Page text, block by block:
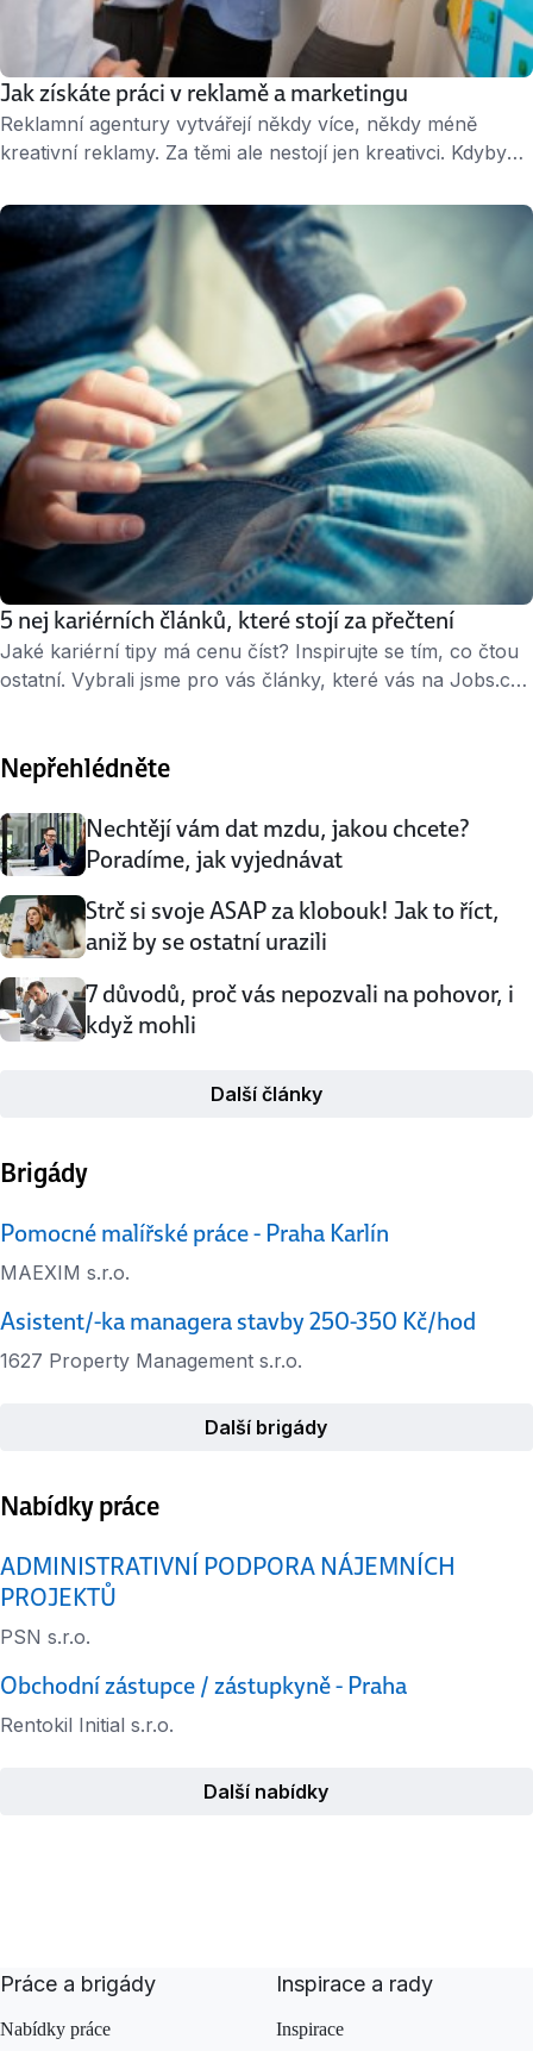
Jak získáte práci v reklamě a marketingu
Reklamní agentury vytvářejí někdy více, někdy méně
kreativní reklamy. Za těmi ale nestojí jen kreativci. Kdyby
sebelepší nápady by zůstaly na papíře. Sníte o kariéře ve
světě reklamy a marketingu? Jak na to poradí Markéta
Albrechtová, spolumajitelka personální agentury A-list,
která firmám vyhledává ty nejlepší lidi na tvůrčí pozice. …
5 nej kariérních článků, které stojí za přečtení
Jaké kariérní tipy má cenu číst? Inspirujte se tím, co čtou
ostatní. Vybrali jsme pro vás články, které vás na Jobs.cz
zjistěte, čím odsuzujete své CV k vyhození do koše. Když
větou, …
Nepřehlédněte
Nechtějí vám dat mzdu, jakou chcete?
Poradíme, jak vyjednávat
Strč si svoje ASAP za klobouk! Jak to říct,
aniž by se ostatní urazili
7 důvodů, proč vás nepozvali na pohovor, i
když mohli
Další články
Brigády
Pomocné malířské práce - Praha Karlín
MAEXIM s.r.o.
Asistent/-ka managera stavby 250-350 Kč/hod
1627 Property Management s.r.o.
Další brigády
Nabídky práce
ADMINISTRATIVNÍ PODPORA NÁJEMNÍCH
PROJEKTŮ
PSN s.r.o.
Obchodní zástupce / zástupkyně - Praha
Rentokil Initial s.r.o.
Další nabídky
Práce a brigády
Nabídky práce
Inspirace a rady
Inspirace